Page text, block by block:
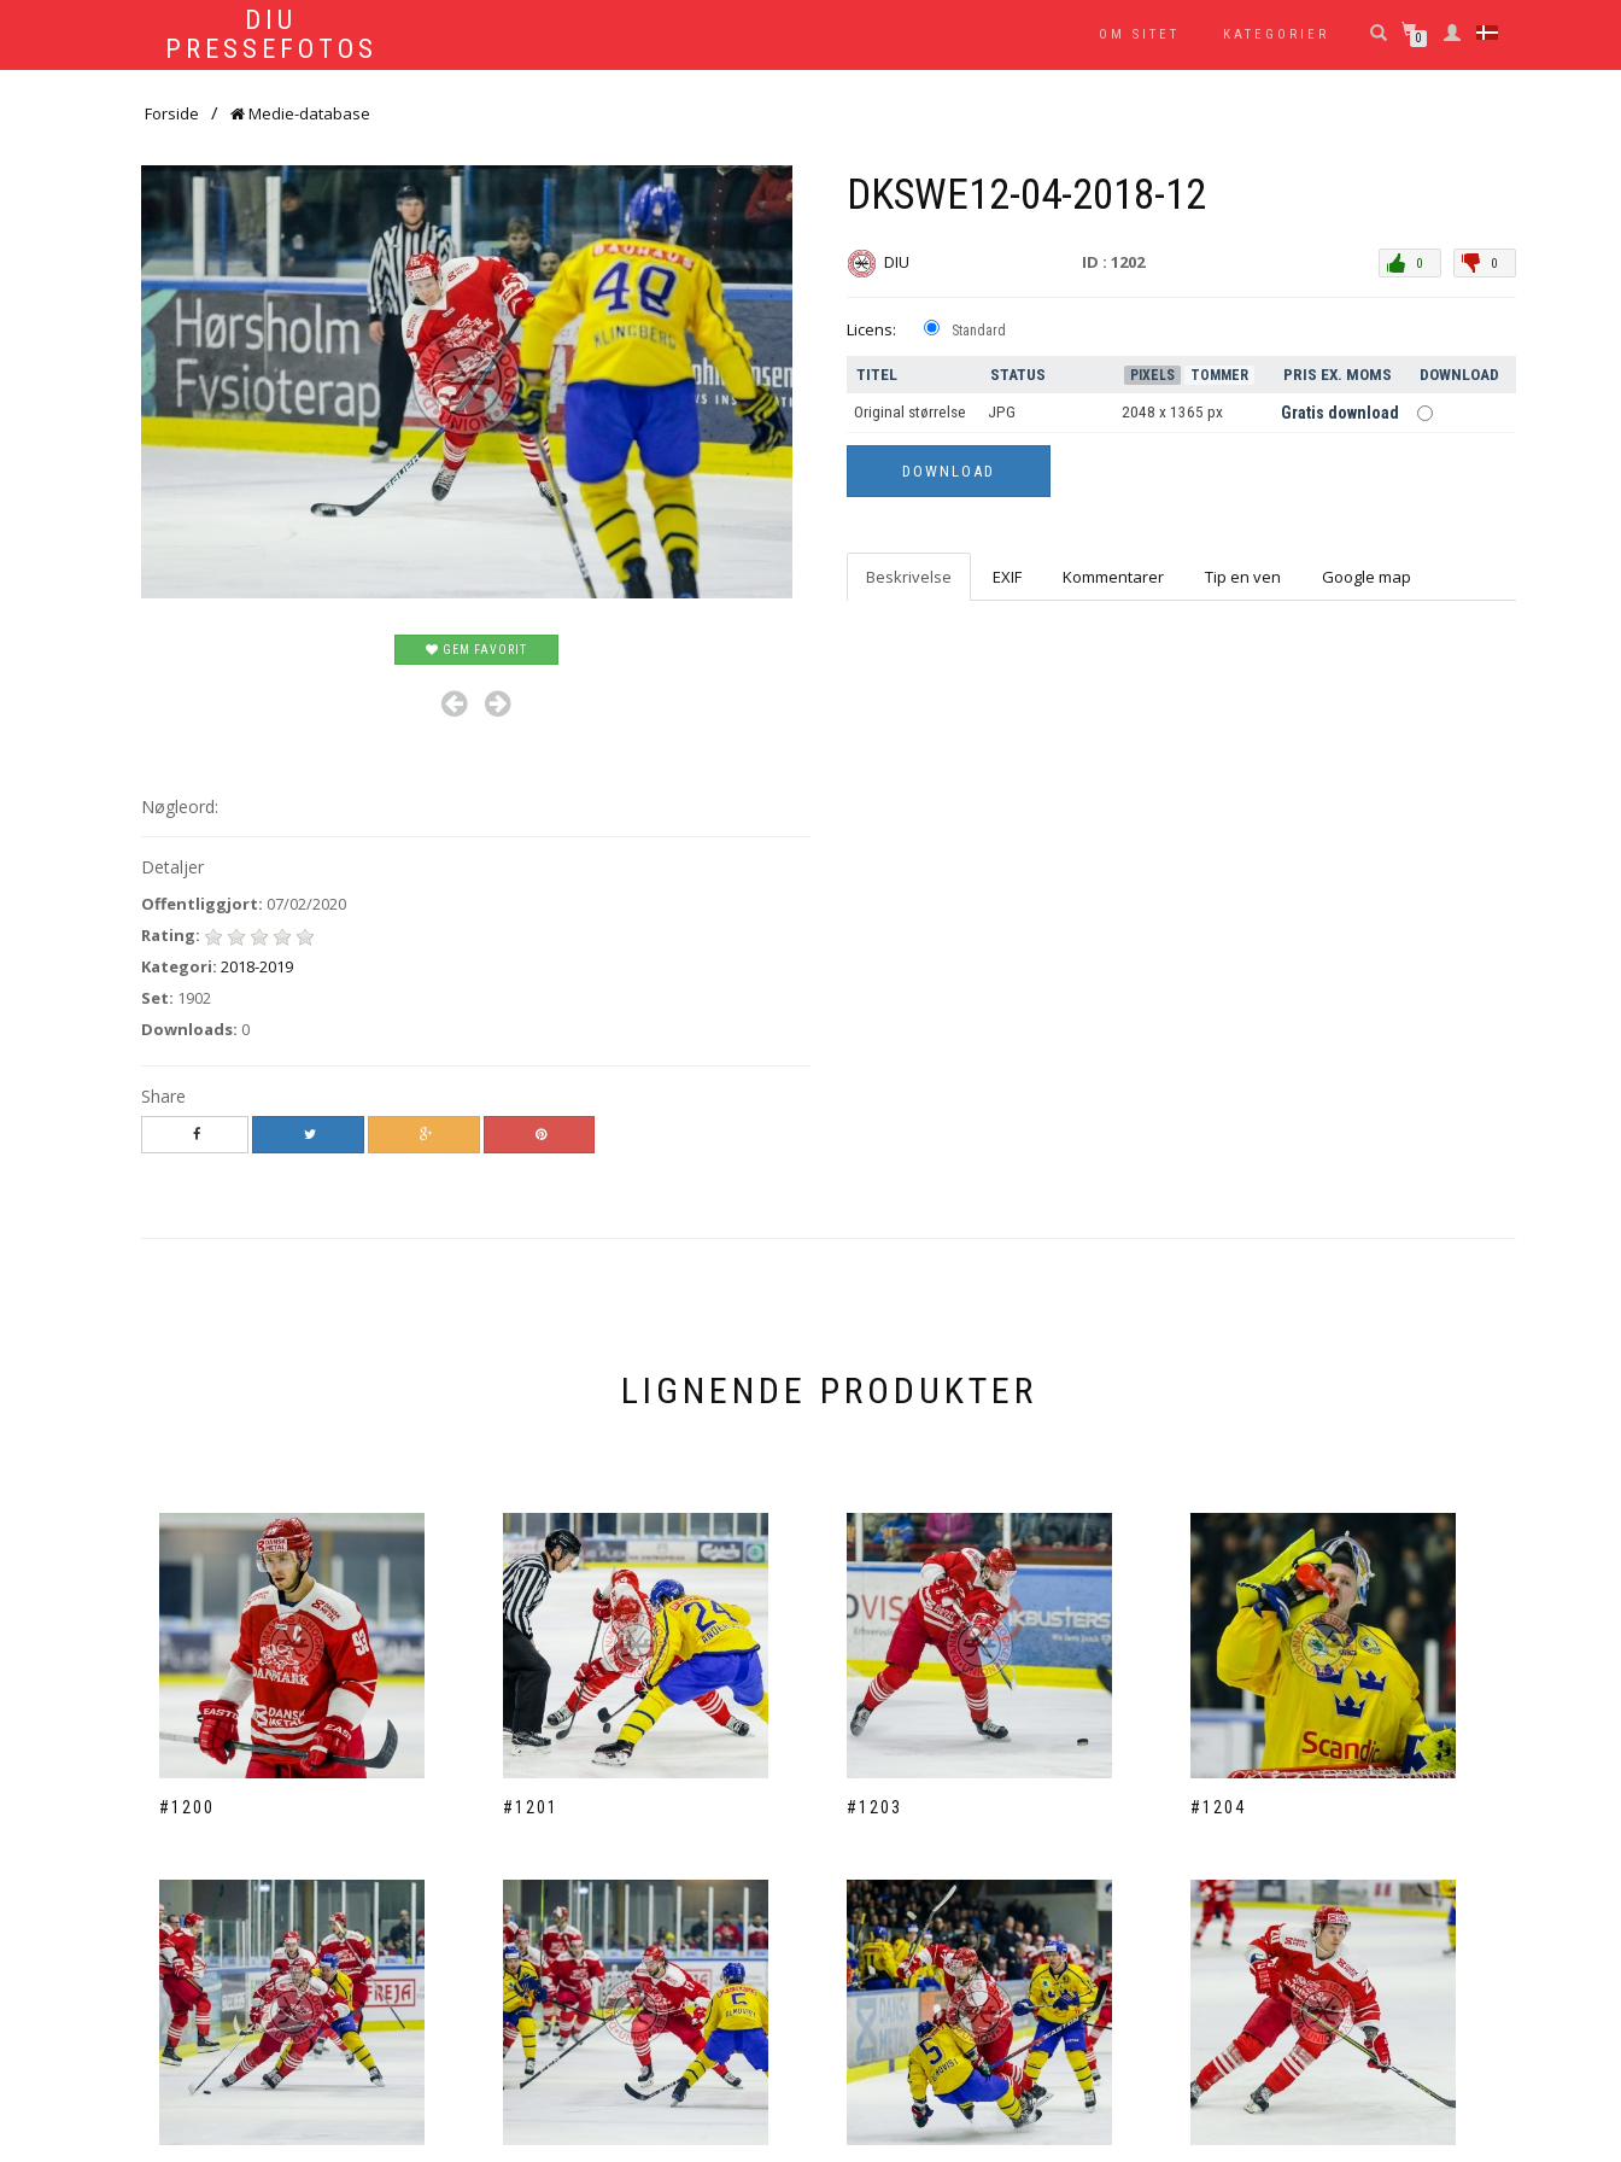
DIU
PRESSEFOTOS
OM SITET KATEGORIER 0
Forside Medie-database
GEM FAVORIT
Nøgleord:
Detaljer
Offentliggjort: 07/02/2020
Rating:
Kategori: 2018-2019
Set: 1902
Downloads: 0
Share
DKSWE12-04-2018-12
DIU ID : 1202 0
0
Licens: Standard
TITEL STATUS PIXELS TOMMER PRIS EX. MOMS DOWNLOAD
Original størrelse JPG 2048 x 1365 px Gratis download
Beskrivelse EXIF Kommentarer Tip en ven Google map
LIGNENDE PRODUKTER
#1200 #1201 #1203 #1204